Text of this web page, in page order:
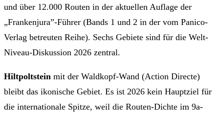
und über 12.000 Routen in der aktuellen Auflage der
„Frankenjura”-Führer (Bands 1 und 2 in der vom Panico-
Verlag betreuten Reihe). Sechs Gebiete sind für die Welt-
Niveau-Diskussion 2026 zentral.
Hiltpoltstein mit der Waldkopf-Wand (Action Directe)
bleibt das ikonische Gebiet. Es ist 2026 kein Hauptziel für
die internationale Spitze, weil die Routen-Dichte im 9a-